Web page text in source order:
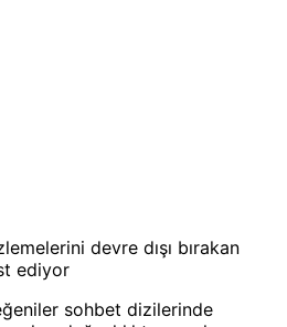
devre dışı bırakan
ediyor
sohbet dizilerinde